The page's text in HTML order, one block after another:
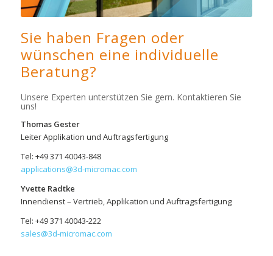
Sie haben Fragen oder
wünschen eine individuelle
Beratung?
Unsere Experten unterstützen Sie gern. Kontaktieren Sie
uns!
Thomas Gester
Leiter Applikation und Auftragsfertigung
Tel: +49 371 40043-848
applications@3d-micromac.com
Yvette Radtke
Innendienst – Vertrieb, Applikation und Auftragsfertigung
Tel: +49 371 40043-222
sales@3d-micromac.com